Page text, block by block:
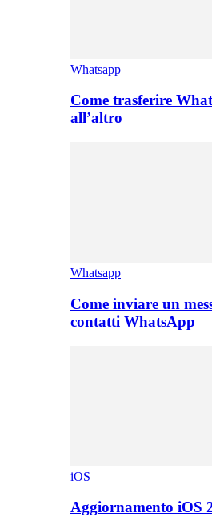
Whatsapp
Come trasferire
all’altro
Whatsapp
Come inviare un
contatti WhatsApp
iOS
Aggiornamento iOS